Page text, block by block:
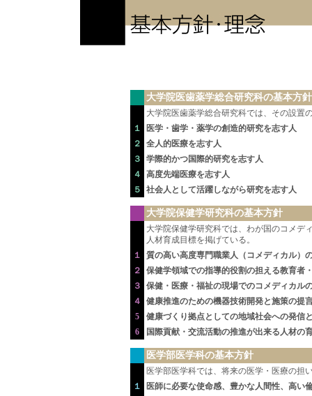
大学院医歯薬学総合研究科の基本方針
大学院医歯薬学総合研究科では、その設置
１
医学・歯学・薬学の創造的研究を志す人
２
全人的医療を志す人
３
学際的かつ国際的研究を志す人
４
高度先端医療を志す人
５
社会人として活躍しながら研究を志す人
大学院保健学研究科の基本方針
大学院保健学研究科では、わが国のコメデ
人材育成目標を掲げている。
１
質の高い高度専門職業人（コメディカル）
２
保健学領域での指導的役割の担える教育者
３
保健・医療・福祉の現場でのコメディカル
４
健康推進のための機器技術開発と施策の提
5
健康づくり拠点としての地域社会への発信
6
国際貢献・交流活動の推進が出来る人材の
医学部医学科の基本方針
医学部医学科では、将来の医学・医療の担
１
医師に必要な使命感、豊かな人間性、高い